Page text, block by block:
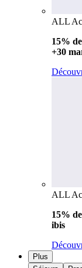
ALL
15%
+30
ALL
15%
ibis
Plus